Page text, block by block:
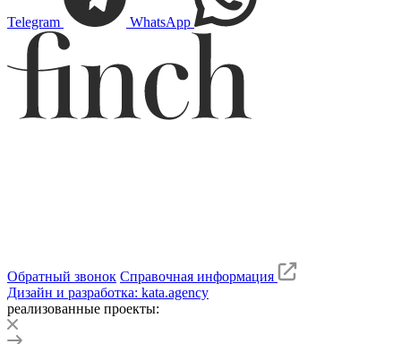
Telegram WhatsApp
Обратный звонок Справочная информация
Дизайн и разработка: kata.agency
реализованные проекты: